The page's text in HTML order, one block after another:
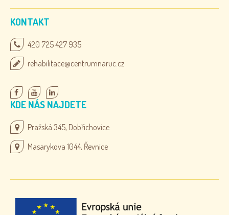
KONTAKT
420 725 427 935
rehabilitace@centrumnaruc.cz
KDE NÁS NAJDETE
Pražská 345, Dobřichovice
Masarykova 1044, Řevnice